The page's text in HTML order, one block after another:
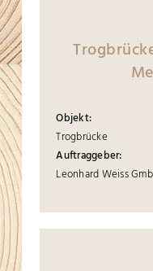
Objekt:
Trogbrücke
Auftraggeber:
Leonhard Weiss